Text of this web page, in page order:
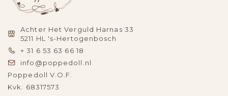
Achter Het Verguld Harnas 33
5211 HL 's-Hertogenbosch
+ 31 6 53 63 66 18
info@poppedoll.nl
Poppedoll V.O.F.
Kvk: 68317573